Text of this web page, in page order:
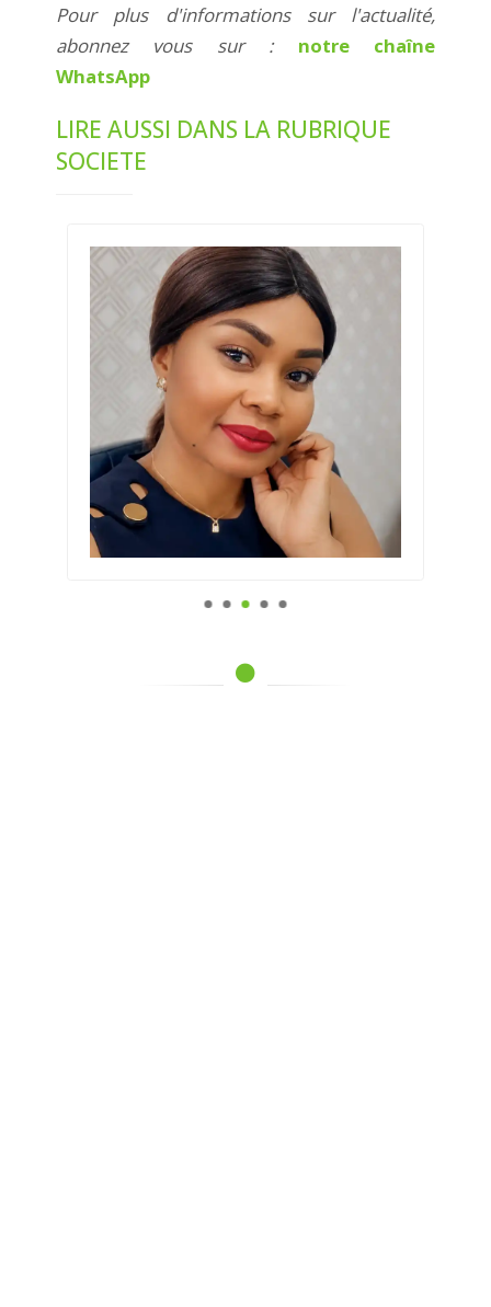
Pour plus d'informations sur l'actualité,
abonnez vous sur : notre chaîne
WhatsApp
LIRE AUSSI DANS LA RUBRIQUE
SOCIETE